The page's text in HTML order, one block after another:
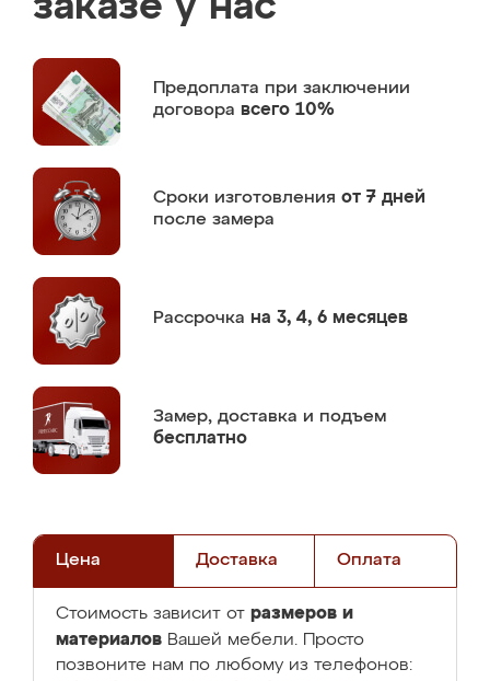
Предоплата при заключении
договора всего 10%
Сроки изготовления от 7 дней
после замера
Рассрочка на 3, 4, 6 месяцев
Замер, доставка и подъем
бесплатно
Цена Доставка Оплата
Стоимость зависит от размеров и
материалов Вашей мебели. Просто
позвоните нам по любому из телефонов: